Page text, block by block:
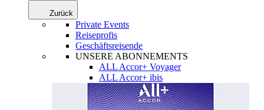
Zurück
Private Events
Reiseprofis
Geschäftsreisende
UNSERE ABONNEMENTS
ALL Accor+ Voyager
ALL Accor+ ibis